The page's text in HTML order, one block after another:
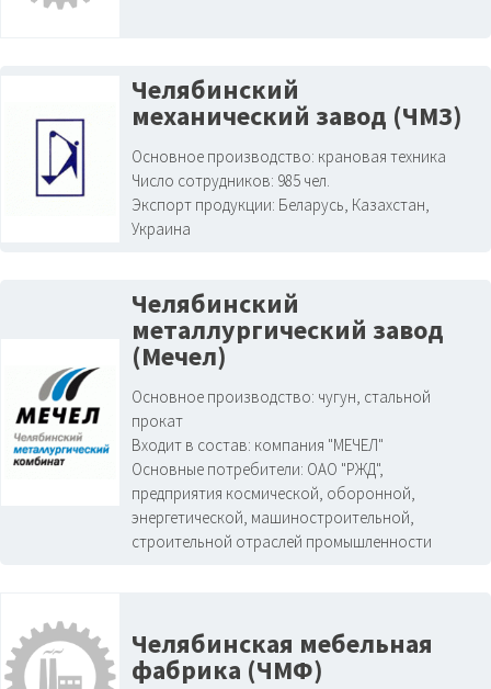
Челябинский
механический завод (ЧМЗ)
Основное производство: крановая техника
Число сотрудников: 985 чел.
Экспорт продукции: Беларусь, Казахстан,
Украина
Челябинский
металлургический завод
(Мечел)
Основное производство: чугун, стальной
прокат
Входит в состав: компания "МЕЧЕЛ"
Основные потребители: ОАО "РЖД",
предприятия космической, оборонной,
энергетической, машиностроительной,
строительной отраслей промышленности
Челябинская мебельная
фабрика (ЧМФ)